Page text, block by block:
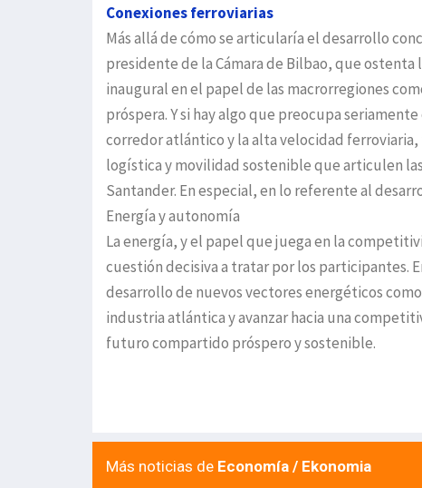
Conexiones ferroviarias
Más allá de cómo se articularía el desarrollo
presidente de la Cámara de Bilbao, que
inaugural en el papel de las macrorregiones
próspera. Y si hay algo que preocupa
corredor atlántico y la alta velocidad
logística y movilidad sostenible que articulen
Santander. En especial, en lo referente al
Energía y autonomía
La energía, y el papel que juega en la
cuestión decisiva a tratar por los participantes.
desarrollo de nuevos vectores energéticos
industria atlántica y avanzar hacia una
futuro compartido próspero y sostenible.
Más noticias de Economía / Ekonomia